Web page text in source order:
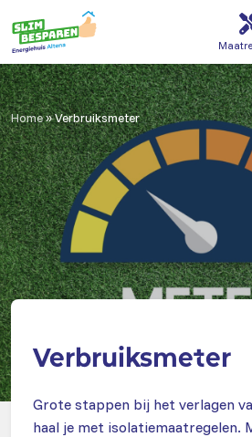
Home»Verbruiksmeter
Verbruiksmeter
Grote stappen bij het verlagen
haal je met isolatiemaatregelen.